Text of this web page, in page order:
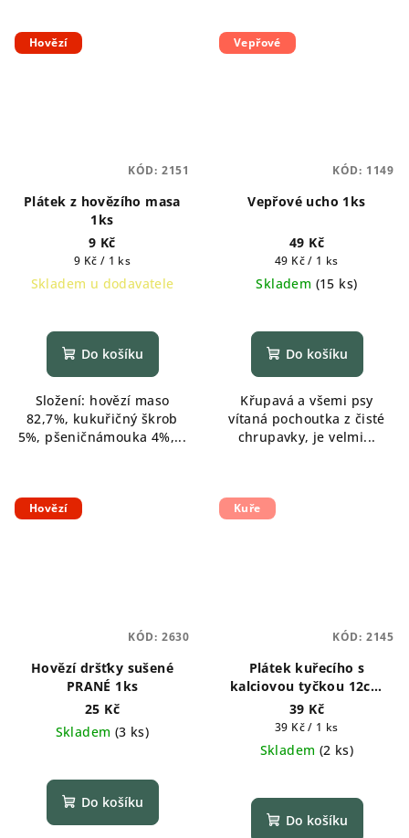
Hovězí
Plátek z hovězího masa
1ks
9 Kč
Měrná
cena:
9 Kč / 1 ks
Skladem u dodavatele
Do košíku
Složení: hovězí maso
82,7%, kukuřičný škrob
5%, pšeničnámouka 4%,...
KÓD: 2151
Vepřové
Vepřové ucho 1ks
49 Kč
Měrná
cena:
49 Kč / 1 ks
Skladem (15 ks)
Do košíku
Křupavá a všemi psy
vítaná pochoutka z čisté
chrupavky, je velmi...
KÓD: 1149
Hovězí
Hovězí dršťky sušené
PRANÉ 1ks
25 Kč
Skladem (3 ks)
Do košíku
KÓD: 2630
Kuře
Plátek kuřecího s
kalciovou tyčkou 12cm
1ks
39 Kč
Měrná
cena:
39 Kč / 1 ks
Skladem (2 ks)
Do košíku
KÓD: 2145